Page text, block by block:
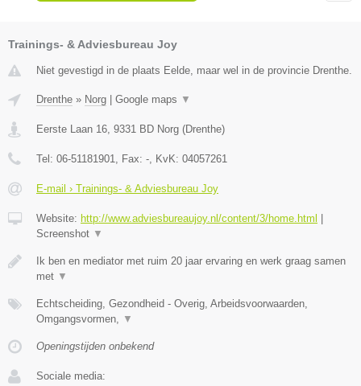
Trainings- & Adviesbureau Joy
Niet gevestigd in de plaats Eelde, maar wel in de provincie Drenthe.
Drenthe » Norg Google maps ▼
Eerste Laan 16, 9331 BD Norg (Drenthe)
Tel: 06-51181901, Fax: -, KvK: 04057261
E-mail › Trainings- & Adviesbureau Joy
Website: http://www.adviesbureaujoy.nl/content/3/home.html
Screenshot ▼
Ik ben en mediator met ruim 20 jaar ervaring en werk graag samen
met ▼
Echtscheiding, Gezondheid - Overig, Arbeidsvoorwaarden,
Omgangsvormen, ▼
Openingstijden onbekend
Sociale media: